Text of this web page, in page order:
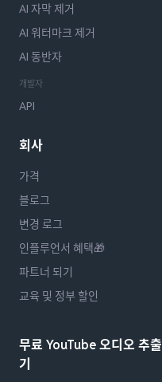
AI 자막 제거
AI 워터마크 제거
AI 동반자
개발자
API
회사
가격
블로그
변경 로그
인플루언서 혜택🎁
파트너 되기
교육 및 정부 할인
무료 YouTube 오디오 추출
기